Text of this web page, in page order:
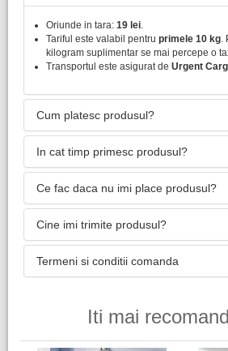
Oriunde in tara: 19 lei
Tariful este valabil pentru primele 10 kg
kilogram suplimentar se mai percepe o
Transportul este asigurat de Urgent
Cum platesc produsul?
In cat timp primesc produsul?
Ce fac daca nu imi place produsul?
Cine imi trimite produsul?
Termeni si conditii comanda
Iti mai